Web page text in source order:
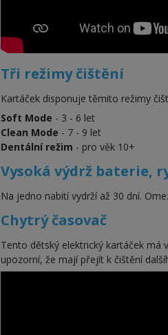
Tři režimy čištění
Kartáček disponuje těmito režimy
Soft Mode - 3 - 6 let
Clean Mode - 7 - 9 let
Dentální režim - pro věk 10+
Vysoká výdrž baterie,
Na jedno nabití vydrží až 30 dní.
Chytrý časovač
Tento dětský elektrický kartáček má
upozorní, že mají přejít k čištění